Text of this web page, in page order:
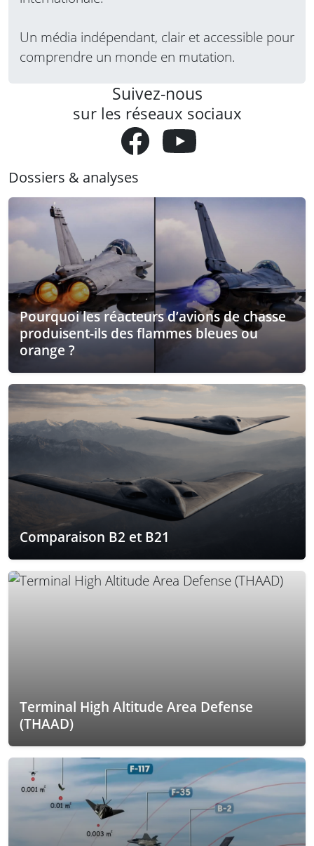
Un média indépendant, clair et accessible pour
comprendre un monde en mutation.
Suivez-nous
sur les réseaux sociaux
Dossiers & analyses
Pourquoi les réacteurs d’avions de chasse
produisent-ils des flammes bleues ou
orange ?
Comparaison B2 et B21
Terminal High Altitude Area Defense
(THAAD)